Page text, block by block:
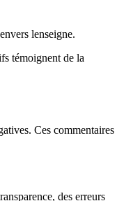
lenseigne.
témoignent de la
Ces commentaires
des erreurs